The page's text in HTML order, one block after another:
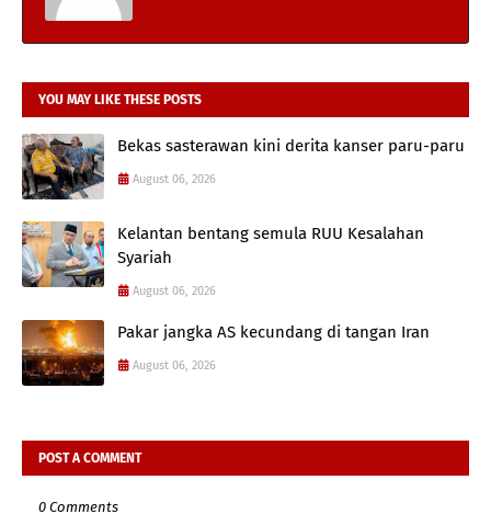
YOU MAY LIKE THESE POSTS
Bekas sasterawan kini derita kanser paru-paru
August 06, 2026
Kelantan bentang semula RUU Kesalahan
Syariah
August 06, 2026
Pakar jangka AS kecundang di tangan Iran
August 06, 2026
POST A COMMENT
0 Comments